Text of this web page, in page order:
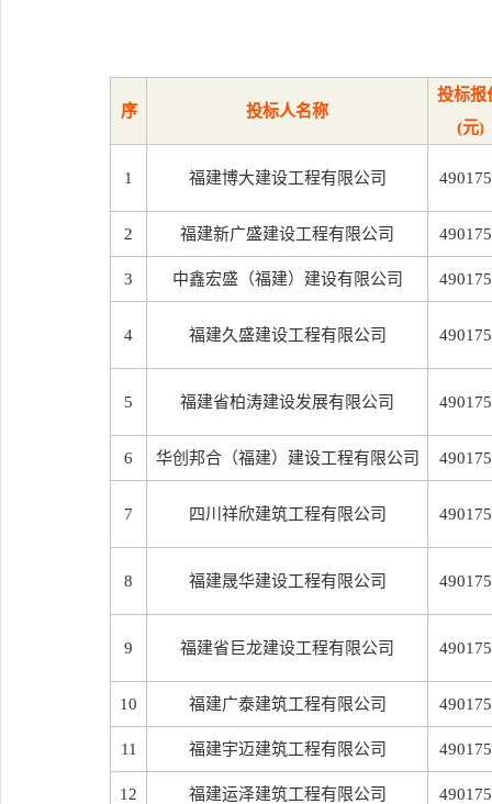
序 投标人名称
投标报
(元)
1 福建博大建设工程有限公司
2 福建新广盛建设工程有限公司
3 中鑫宏盛（福建）建设有限公司
4 福建久盛建设工程有限公司
5 福建省柏涛建设发展有限公司
6 华创邦合（福建）建设工程有限公司
7 四川祥欣建筑工程有限公司
8 福建晟华建设工程有限公司
9 福建省巨龙建设工程有限公司
10 福建广泰建筑工程有限公司
11 福建宇迈建筑工程有限公司
12 福建运泽建筑工程有限公司